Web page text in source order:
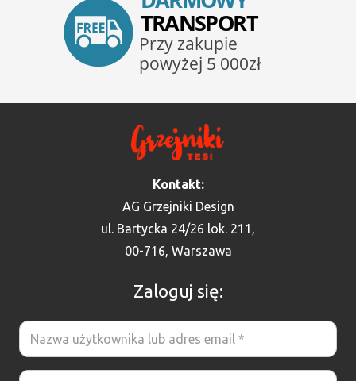
Kontakt:
AG Grzejniki Design
ul. Bartycka 24/26 lok. 211,
00-716, Warszawa
Zaloguj się: